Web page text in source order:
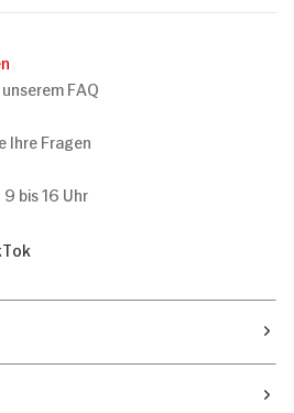
FAQ
Ihre Fragen
bis 16 Uhr